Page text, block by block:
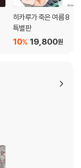
히카루가 죽은 여름 8
특별판
19,800원
10%